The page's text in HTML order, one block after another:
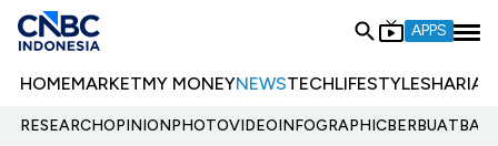
APPS
HOMEMARKETMY MONEYNEWSTECHLIFESTYLESHARIA
RESEARCHOPINIONPHOTOVIDEOINFOGRAPHIC